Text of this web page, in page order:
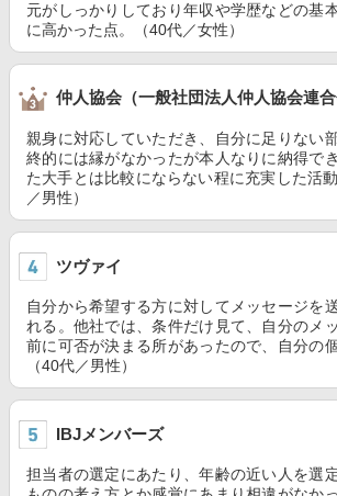
元がしっかりしており年収や学歴などの基
に高かった点。（40代／女性）
仲人協会（一般社団法人仲人協会連合
親身に対応していただき、自分に足りない
終的には縁がなかったが本人なりに納得で
た大手とは比較にならない程に充実した活
／男性）
ツヴァイ
自分から希望する方に対してメッセージを
れる。他社では、条件だけ見て、自分のメ
前に可否が決まる所があったので、自分の
（40代／男性）
IBJメンバーズ
担当者の選定にあたり、年齢の近い人を選